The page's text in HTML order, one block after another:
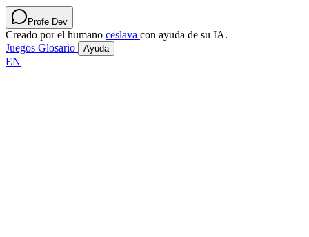
Profe Dev
Creado por el humano ceslava con ayuda de su IA.
Juegos Glosario Ayuda
EN